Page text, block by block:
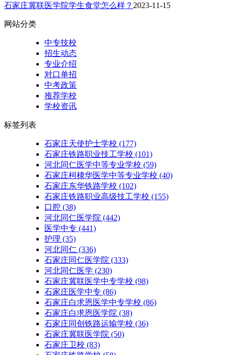
石家庄冀联医学院学生食堂怎么样？ 2023-11-15
网站分类
中专技校
招生动态
专业介绍
对口单招
中考政策
推荐学校
学校资讯
标签列表
石家庄天使护士学校 (177)
石家庄铁路职业技工学校 (101)
河北同仁医学中等专业学校 (59)
石家庄柯棣华医学中等专业学校 (40)
石家庄东华铁路学校 (102)
石家庄铁路职业高级技工学校 (155)
口腔 (38)
河北同仁医学院 (442)
医学中专 (441)
护理 (35)
河北同仁 (336)
石家庄同仁医学院 (333)
河北同仁医学 (230)
石家庄冀联医学中专学校 (98)
石家庄医学中专 (86)
石家庄白求恩医学中专学校 (86)
石家庄白求恩医学院 (38)
石家庄同创铁路运输学校 (36)
石家庄冀联医学院 (50)
石家庄卫校 (83)